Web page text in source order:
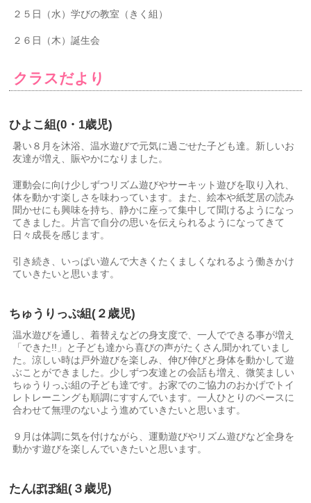
２５日（水）学びの教室（きく組）
２６日（木）誕生会
クラスだより
ひよこ組(0 ・1歳児)
暑い８月を沐浴、温水遊びで元気に過ごせた子ども達。新しいお
友達が増え、賑やかになりました。
運動会に向け少しずつリズム遊びやサーキット遊びを取り入れ、
体を動かす楽しさを味わっています。また、絵本や紙芝居の読み
聞かせにも興味を持ち、静かに座って集中して聞けるようになっ
てきました。片言で自分の思いを伝えられるようになってきて
日々成長を感じます。
引き続き、いっぱい遊んで大きくたくましくなれるよう働きかけ
ていきたいと思います。
ちゅうりっぷ組( ２歳児)
温水遊びを通し、着替えなどの身支度で、一人でできる事が増え
「できた!!」と子ども達から喜びの声がたくさん聞かれていまし
た。涼しい時は戸外遊びを楽しみ、伸び伸びと身体を動かして遊
ぶことができました。少しずつ友達との会話も増え、微笑ましい
ちゅうりっぷ組の子ども達です。お家でのご協力のおかげでトイ
レトレーニングも順調にすすんでいます。一人ひとりのペースに
合わせて無理のないよう進めていきたいと思います。
９月は体調に気を付けながら、運動遊びやリズム遊びなど全身を
動かす遊びを楽しんでいきたいと思います。
たんぽぽ組( ３歳児)